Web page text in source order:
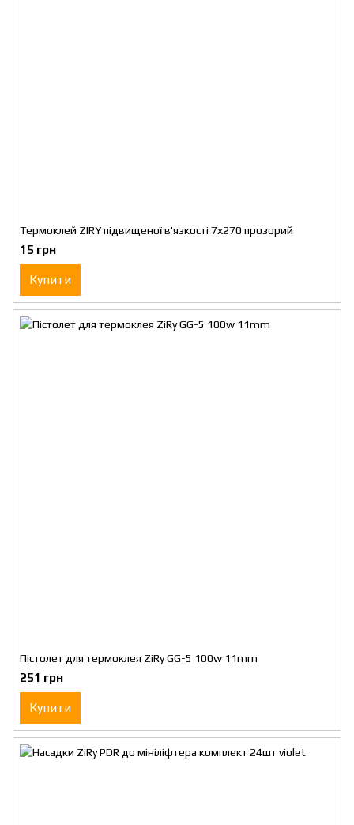
Термоклей ZIRY підвищеної в'язкості 7х270 прозорий
15 грн
Купити
Пістолет для термоклея ZiRy GG-5 100w 11mm
251 грн
Купити